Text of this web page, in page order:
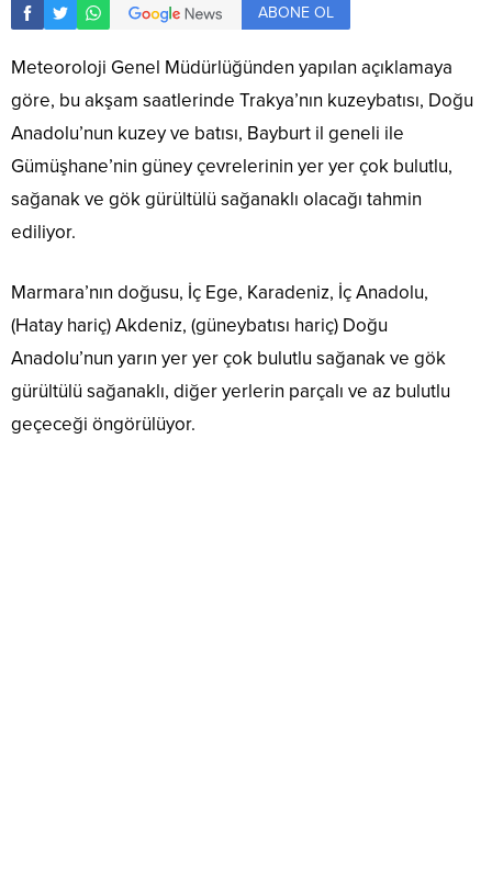
ABONE OL
Meteoroloji Genel Müdürlüğünden yapılan açıklamaya
göre, bu akşam saatlerinde Trakya’nın kuzeybatısı, Doğu
Anadolu’nun kuzey ve batısı, Bayburt il geneli ile
Gümüşhane’nin güney çevrelerinin yer yer çok bulutlu,
sağanak ve gök gürültülü sağanaklı olacağı tahmin
ediliyor.
Marmara’nın doğusu, İç Ege, Karadeniz, İç Anadolu,
(Hatay hariç) Akdeniz, (güneybatısı hariç) Doğu
Anadolu’nun yarın yer yer çok bulutlu sağanak ve gök
gürültülü sağanaklı, diğer yerlerin parçalı ve az bulutlu
geçeceği öngörülüyor.